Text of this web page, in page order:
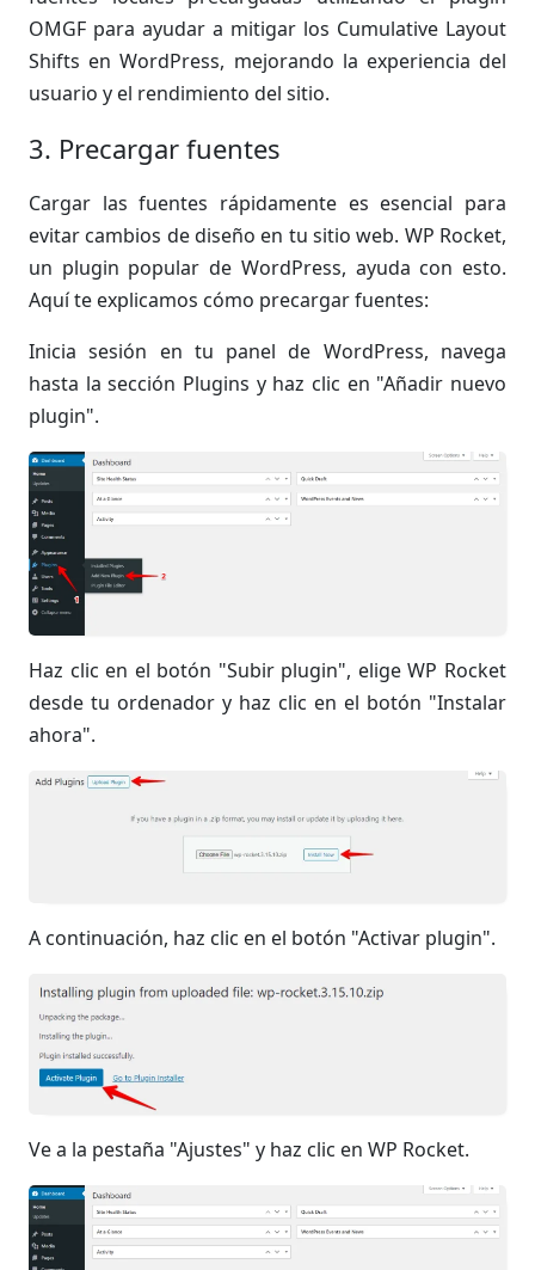
OMGF para ayudar a mitigar los Cumulative Layout
Shifts en WordPress, mejorando la experiencia del
usuario y el rendimiento del sitio.
3. Precargar fuentes
Cargar las fuentes rápidamente es esencial para
evitar cambios de diseño en tu sitio web. WP Rocket,
un plugin popular de WordPress, ayuda con esto.
Aquí te explicamos cómo precargar fuentes:
Inicia sesión en tu panel de WordPress, navega
hasta la sección Plugins y haz clic en "Añadir nuevo
plugin".
Haz clic en el botón "Subir plugin", elige WP Rocket
desde tu ordenador y haz clic en el botón "Instalar
ahora".
A continuación, haz clic en el botón "Activar plugin".
Ve a la pestaña "Ajustes" y haz clic en WP Rocket.